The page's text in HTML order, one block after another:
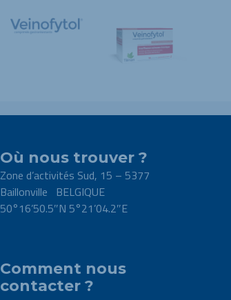
Où nous trouver ?
Zone d’activités Sud, 15 – 5377
Baillonville BELGIQUE
50°16’50.5″N 5°21’04.2″E
Comment nous
contacter ?